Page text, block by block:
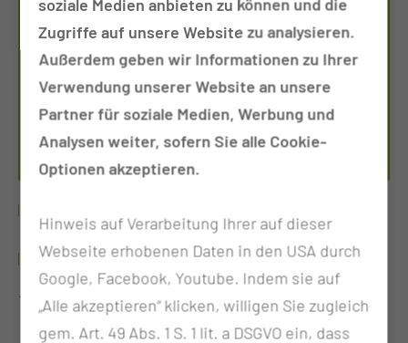
TEAMLEITUNG C4
HEID­RUN WEI­GELT
SEIT 1999
Teamleitung der Station C4
Zugriffe auf unsere Website zu analysieren.
Außerdem geben wir Informationen zu Ihrer
Verwendung unserer Website an unsere
Partner für soziale Medien, Werbung und
Analysen weiter, sofern Sie alle Cookie-
Optionen akzeptieren.
Hinweis auf Verarbeitung Ihrer auf dieser
Webseite erhobenen Daten in den USA durch
Google, Facebook, Youtube. Indem sie auf
„Alle akzeptieren“ klicken, willigen Sie zugleich
gem. Art. 49 Abs. 1 S. 1 lit. a DSGVO ein, dass